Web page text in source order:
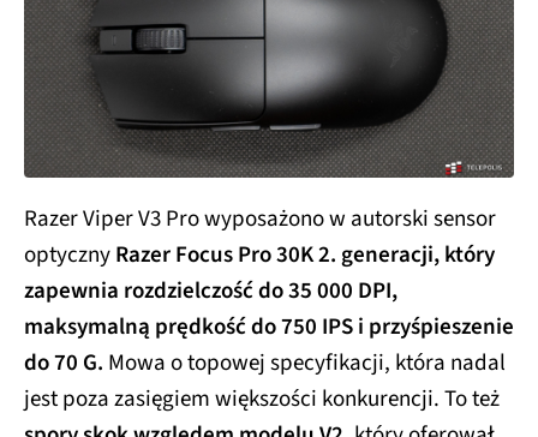
Razer Viper V3 Pro wyposażono w autorski sensor
optycznyRazer Focus Pro 30K 2. generacji, który
zapewnia rozdzielczość do 35 000 DPI,
maksymalną prędkość do 750 IPS i przyśpieszenie
do 70 G. Mowa o topowej specyfikacji, która nadal
jest poza zasięgiem większości konkurencji. To też